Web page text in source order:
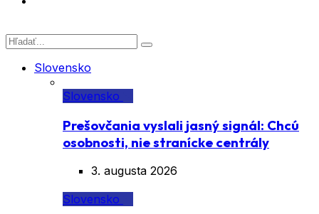
Slovensko
Slovensko
Prešovčania vyslali jasný signál: Chcú
osobnosti, nie stranícke centrály
3. augusta 2026
Slovensko